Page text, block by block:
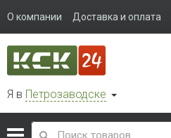
О компании Доставка и оплата
Я в Петрозаводске